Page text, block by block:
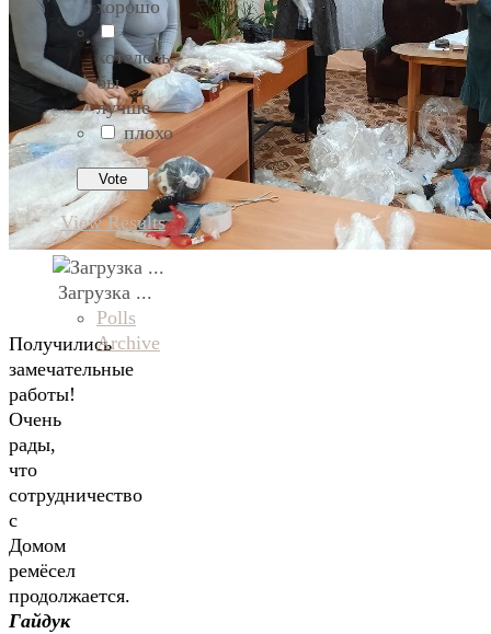
Получились
замечательные
работы!
Очень
рады,
что
сотрудничество
с
Домом
ремёсел
продолжается.
Гайдук
хорошо
хотелось
бы
лучше
плохо
View Results
Загрузка ...
Polls
Archive